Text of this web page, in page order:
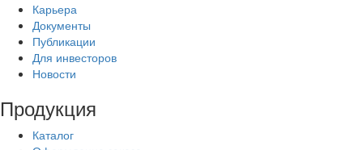
Карьера
Документы
Публикации
Для инвесторов
Новости
Продукция
Каталог